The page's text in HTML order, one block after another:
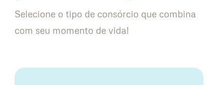
Selecione o tipo de consórcio que combina
com seu momento de vida!